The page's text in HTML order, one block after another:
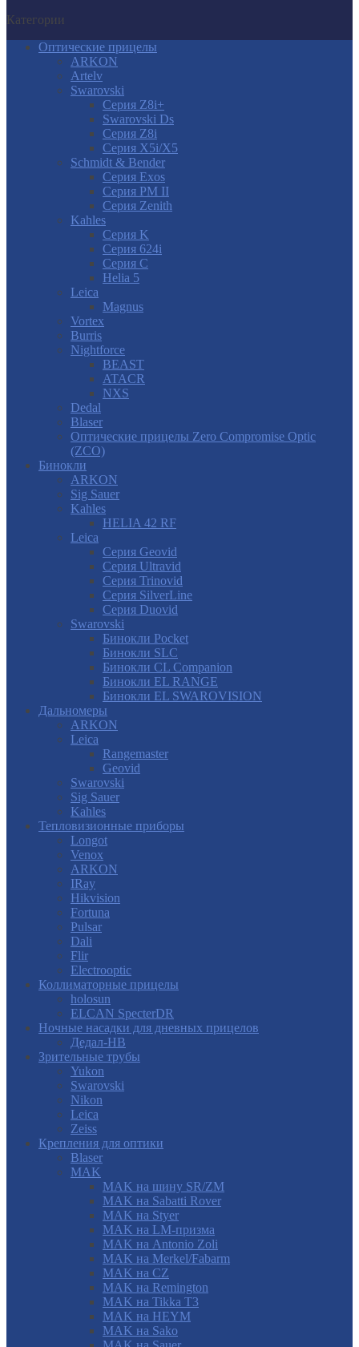
Категории
Оптические прицелы
ARKON
Artelv
Swarovski
Серия Z8i+
Swarovski Ds
Серия Z8i
Серия X5i/X5
Schmidt & Bender
Серия Exos
Серия PM II
Cерия Zenith
Kahles
Серия K
Серия 624i
Серия С
Helia 5
Leica
Magnus
Vortex
Burris
Nightforce
BEAST
ATACR
NXS
Dedal
Blaser
Оптические прицелы Zero Compromise Optic
(ZCO)
Бинокли
ARKON
Sig Sauer
Kahles
HELIA 42 RF
Leica
Серия Geovid
Серия Ultravid
Серия Trinovid
Серия SilverLine
Серия Duovid
Swarovski
Бинокли Pocket
Бинокли SLC
Бинокли CL Companion
Бинокли EL RANGE
Бинокли EL SWAROVISION
Дальномеры
ARKON
Leica
Rangemaster
Geovid
Swarovski
Sig Sauer
Kahles
Тепловизионные приборы
Longot
Venox
ARKON
IRay
Hikvision
Fortuna
Pulsar
Dali
Flir
Electrooptic
Коллиматорные прицелы
holosun
ELCAN SpecterDR
Ночные насадки для дневных прицелов
Дедал-НВ
Зрительные трубы
Yukon
Swarovski
Nikon
Leica
Zeiss
Крепления для оптики
Blaser
MAK
MAK на шину SR/ZM
MAK на Sabatti Rover
MAK на Styer
MAK на LM-призма
MAK на Antonio Zoli
MAK на Merkel/Fabarm
MAK на CZ
MAK на Remington
MAK на Tikka T3
MAK на HEYM
MAK на Sako